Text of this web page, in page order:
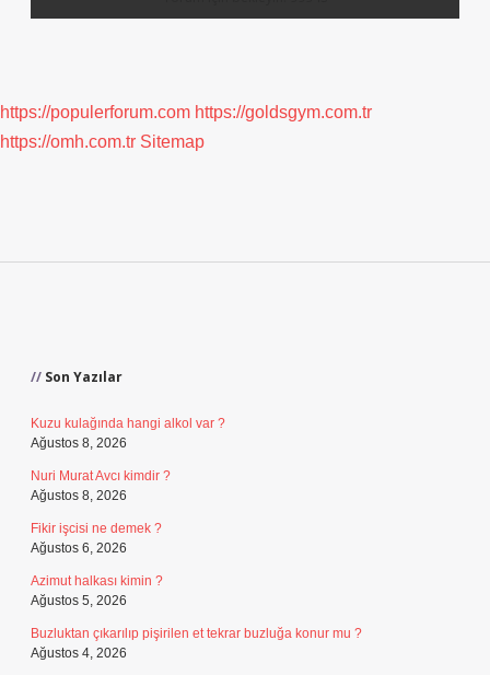
https://populerforum.com https://goldsgym.com.tr
https://omh.com.tr Sitemap
Son Yazılar
Kuzu kulağında hangi alkol var ?
Ağustos 8, 2026
Nuri Murat Avcı kimdir ?
Ağustos 8, 2026
Fikir işcisi ne demek ?
Ağustos 6, 2026
Azimut halkası kimin ?
Ağustos 5, 2026
Buzluktan çıkarılıp pişirilen et tekrar buzluğa konur mu ?
Ağustos 4, 2026